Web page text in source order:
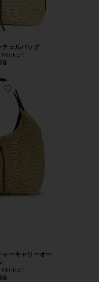
ェルバッグ
Minkoff
Favorite DARREN シグネチャー
ーキャリーオー
Minkoff